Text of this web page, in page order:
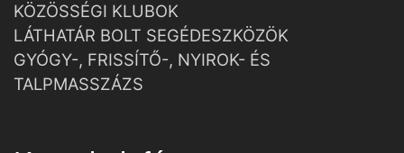
KÖZÖSSÉGI KLUBOK
LÁTHATÁR BOLT SEGÉDESZKÖZÖK
GYÓGY-, FRISSÍTŐ-, NYIROK- ÉS
TALPMASSZÁZS